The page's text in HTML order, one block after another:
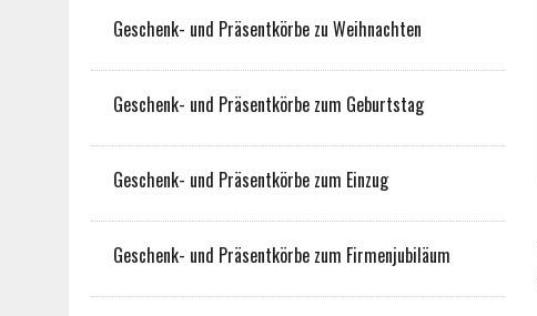
Geschenk- und Präsentkörbe zu Weihnachten
Geschenk- und Präsentkörbe zum Geburtstag
Geschenk- und Präsentkörbe zum Einzug
Geschenk- und Präsentkörbe zum Firmenjubiläum